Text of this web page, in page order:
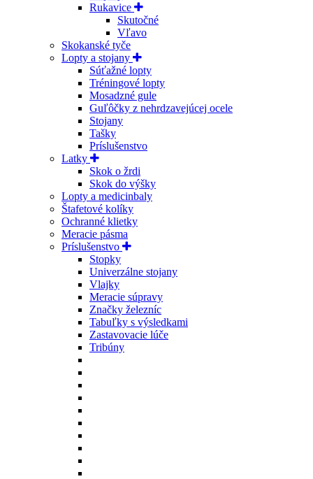
Rukavice
Skutočné
Vľavo
Skokanské tyče
Lopty a stojany
Súťažné lopty
Tréningové lopty
Mosadzné gule
Guľôčky z nehrdzavejúcej ocele
Stojany
Tašky
Príslušenstvo
Latky
Skok o žrdi
Skok do výšky
Lopty a medicinbaly
Štafetové kolíky
Ochranné klietky
Meracie pásma
Príslušenstvo
Stopky
Univerzálne stojany
Vlajky
Meracie súpravy
Značky železníc
Tabuľky s výsledkami
Zastavovacie lúče
Tribúny